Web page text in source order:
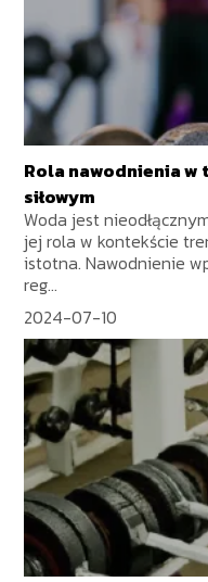
Rola nawodnienia
siłowym
Woda jest
jej rola w kontekście
istotna. Nawodnienie
reg...
2024-07-10